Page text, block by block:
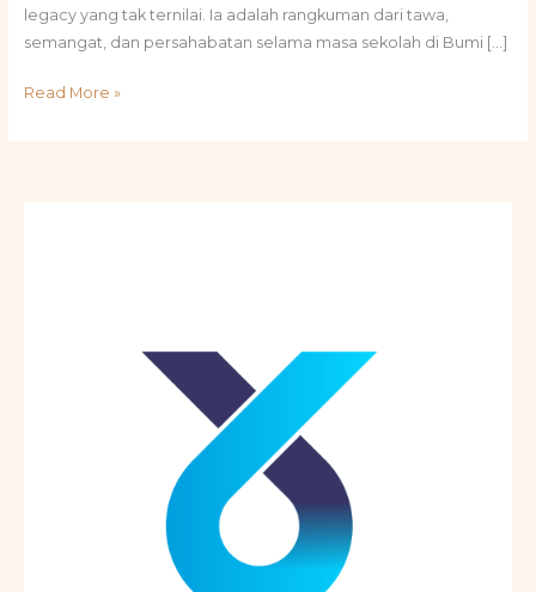
legacy yang tak ternilai. Ia adalah rangkuman dari tawa,
semangat, dan persahabatan selama masa sekolah di Bumi […]
Read More »